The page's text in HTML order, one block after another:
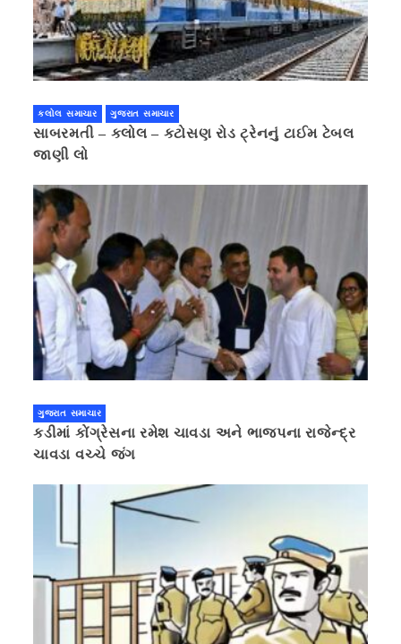
કલોલ સમાચાર ગુજરાત સમાચાર
સાબરમતી – કલોલ – કટોસણ રોડ ટ્રેનનું ટાઈમ ટેબલ
જાણી લો
ગુજરાત સમાચાર
કડીમાં કોંગ્રેસના રમેશ ચાવડા અને ભાજપના રાજેન્દ્ર
ચાવડા વચ્ચે જંગ